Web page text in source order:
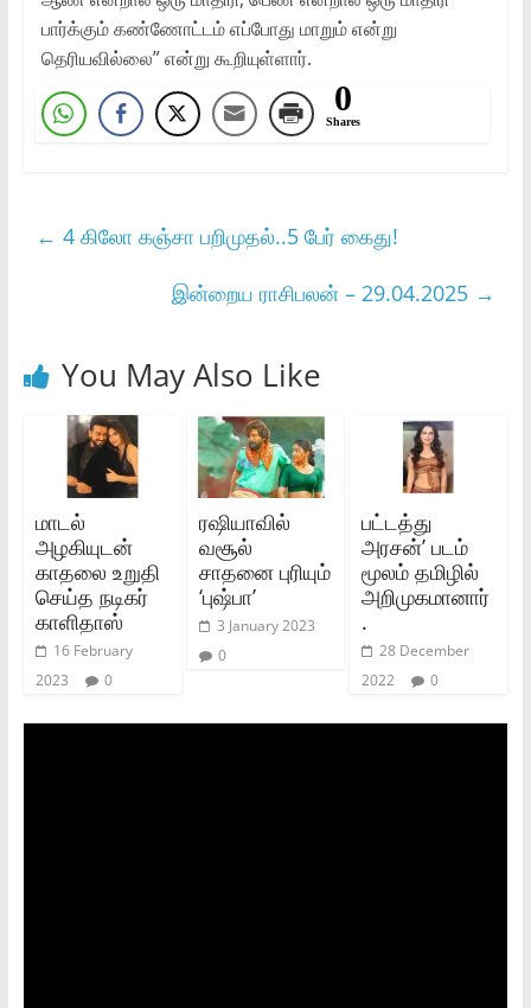
பார்க்கும் கண்ணோட்டம் எப்போது மாறும் என்று
தெரியவில்லை” என்று கூறியுள்ளார்.
0
Shares
← 4 கிலோ கஞ்சா பறிமுதல்..5 பேர் கைது!
இன்றைய ராசிபலன் – 29.04.2025 →
You May Also Like
மாடல்
அழகியுடன்
காதலை உறுதி
செய்த நடிகர்
காளிதாஸ்
16 February
2023
0
ரஷியாவில்
வசூல்
சாதனை புரியும்
‘புஷ்பா’
3 January 2023
0
பட்டத்து
அரசன்’ படம்
மூலம் தமிழில்
அறிமுகமானார்
.
28 December
2022
0